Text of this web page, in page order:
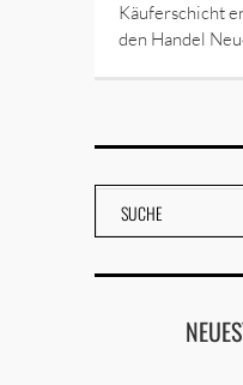
Käuferschicht
den Handel